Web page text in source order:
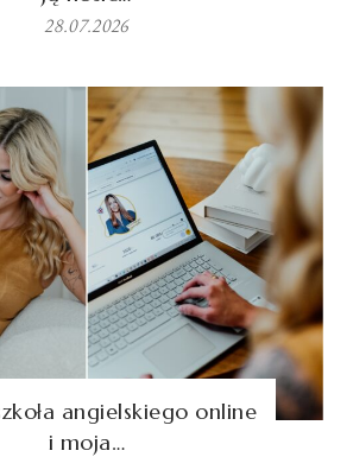
28.07.2026
angielskiego online
i moja…